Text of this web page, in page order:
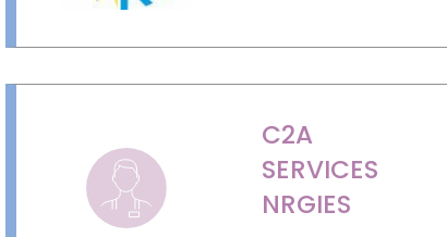
C2A
SERVICES
NRGIES